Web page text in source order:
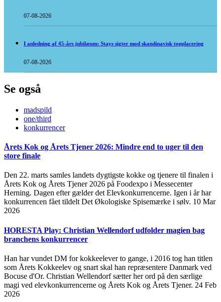
07-08-2026
I anledning af 45-års jubilæum: Stays sigter mod skandinavisk topplacering
07-08-2026
Se også
madspild
one/third
konkurrencer
Årets Kok og Årets Tjener 2026: Mindre end to uger til den
store finale
Den 22. marts samles landets dygtigste kokke og tjenere til finalen i
Årets Kok og Årets Tjener 2026 på Foodexpo i Messecenter
Herning. Dagen efter gælder det Elevkonkurrencerne. Igen i år har
konkurrencen fået tildelt Det Økologiske Spisemærke i sølv. 10 Mar
2026
HORESTA Play: Christian Wellendorf udfolder magien bag
branchens konkurrencer
Han har vundet DM for kokkeelever to gange, i 2016 tog han titlen
som Årets Kokkeelev og snart skal han repræsentere Danmark ved
Bocuse d'Or. Christian Wellendorf sætter her ord på den særlige
magi ved elevkonkurrencerne og Årets Kok og Årets Tjener. 24 Feb
2026